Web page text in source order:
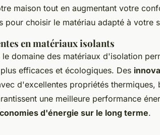
maison tout en augmentant votre
pour choisir le matériau adapté à votre
en matériaux isolants
le domaine des matériaux d'isolation
efficaces et écologiques. Des
d'excellentes propriétés
une meilleure performance
d'énergie sur le long terme.